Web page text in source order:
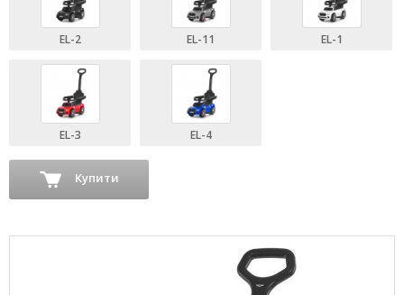
EL-2 EL-11 EL-1
EL-3 EL-4
Купити